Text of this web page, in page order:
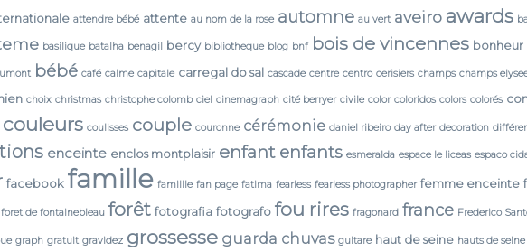
attendre bébé attente au nom de la rose automne au vert aveiro awards
basilique batalha benagil bercy bibliotheque blog bnf bois de vincennes bonheur
bébé café calme capitale carregal do sal cascade centre centro cerisiers champs champs
choix christmas christophe colomb ciel cinemagraph cité berryer civile color coloridos colors colorés
couleurs coulisses couple couronne cérémonie daniel ribeiro day after decoration
enceinte enclos montplaisir enfant enfants esmeralda espace le liceas espaco
facebook famille famillle fan page fatima fearless fearless photographer femme enceinte
foret de fontainebleau forêt fotografia fotografo fou rires fragonard france Frederico
graph gratuit gravidez grossesse guarda chuvas guitare haut de seine hauts de seine